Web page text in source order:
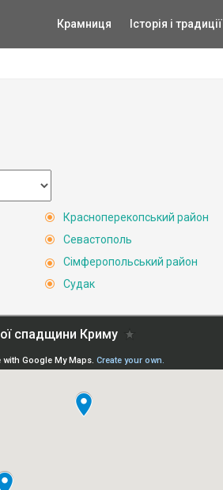
Крамниця Історія і традиції
Красноперекопський район
Севастополь
Сімферопольський район
Судак